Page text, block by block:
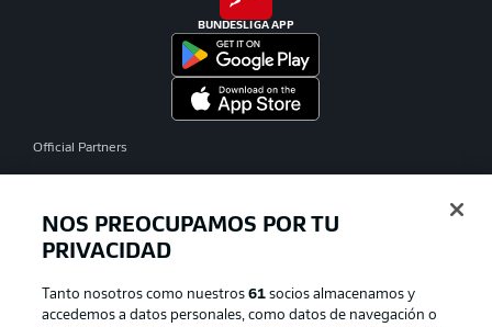
BUNDESLIGA APP
Official Partners
NOS PREOCUPAMOS POR TU
PRIVACIDAD
Tanto nosotros como nuestros61 socios almacenamos y
accedemos a datos personales, como datos de navegación o